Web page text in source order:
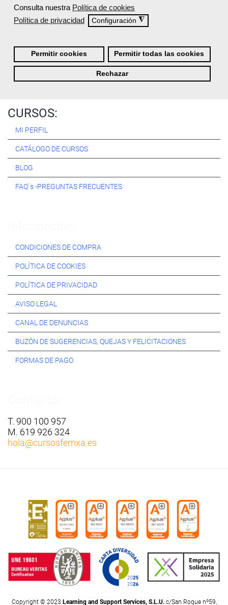
Consulta nuestra Política de cookies
Política de privacidad
Configuración ◮
Permitir cookies Permitir todas las cookies
Rechazar
Especialistas en consultoría y formación para el empleo
Nuestro objetivo diario es, única y exclusivamente, ayudarte a
conseguir tus metas profesionales ofreciéndote los mejores
CURSOS:
MI PERFIL
CATÁLOGO DE CURSOS
BLOG
FAQ´s -PREGUNTAS FRECUENTES
CONDICIONES DE COMPRA
POLÍTICA DE COOKIES
POLÍTICA DE PRIVACIDAD
AVISO LEGAL
CANAL DE DENUNCIAS
BUZÓN DE SUGERENCIAS, QUEJAS Y FELICITACIONES
FORMAS DE PAGO
T. 900 100 957
M. 619 926 324
hola@cursosfemxa.es
Copyright © 2023 Learning and Support Services, S.L.U.c/San Roque nº59,